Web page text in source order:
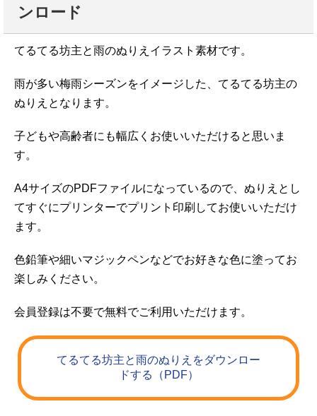
ンロード
てるてる坊主と雨のぬりえイラスト素材です。
雨が多い梅雨シーズンをイメージした、てるてる坊主の
ぬりえとなります。
子どもや高齢者にも幅広くお使いいただけると思いま
す。
A4サイズのPDFファイルになっているので、ぬりえとし
てすぐにプリンターでプリント印刷してお使いいただけ
ます。
色鉛筆や細いマジックペンなどでお好きな色に塗ってお
楽しみください。
会員登録は不要で無料でご利用いただけます。
てるてる坊主と雨のぬりえをダウンロー
ドする（PDF）